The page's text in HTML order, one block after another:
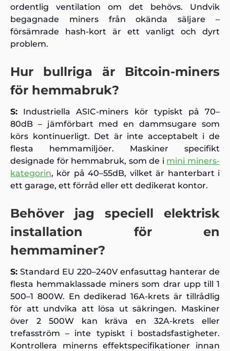
ordentlig ventilation om det behövs. Undvik
begagnade miners från okända säljare –
försämrade hash-kort är ett vanligt och dyrt
problem.
Hur bullriga är Bitcoin-miners
för hemmabruk?
S: Industriella ASIC-miners kör typiskt på 70–
80dB – jämförbart med en dammsugare som
körs kontinuerligt. Det är inte acceptabelt i de
flesta hemmamiljöer. Maskiner specifikt
designade för hemmabruk, som de i mini miners-
kategorin, kör på 40–55dB, vilket är hanterbart i
ett garage, ett förråd eller ett dedikerat kontor.
Behöver jag speciell elektrisk
installation för en
hemmaminer?
S: Standard EU 220–240V enfasuttag hanterar de
flesta hemmaklassade miners som drar upp till 1
500–1 800W. En dedikerad 16A-krets är tillrådlig
för att undvika att lösa ut säkringen. Maskiner
över 2 500W kan kräva en 32A-krets eller
trefasström – inte typiskt i bostadsfastigheter.
Kontrollera minerns effektspecifikationer innan